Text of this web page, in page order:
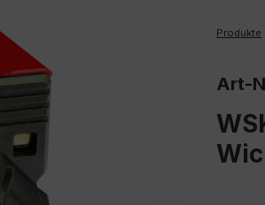
Produkte
Art-